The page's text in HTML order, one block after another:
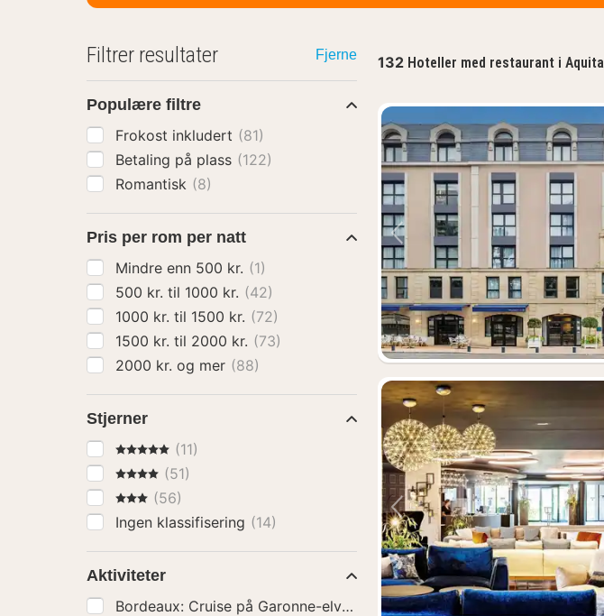
132 Hoteller med restaurant i
Forrige bilde
Forrige bilde
Filtrer resultater Fjerne
Populære filtre
Frokost inkludert (81)
Betaling på plass (122)
Romantisk (8)
Pris per rom per natt
Mindre enn 500 kr. (1)
500 kr. til 1000 kr. (42)
1000 kr. til 1500 kr. (72)
1500 kr. til 2000 kr. (73)
2000 kr. og mer (88)
Stjerner
5 Stjerner(11)
4 Stjerner
(51)
3 Stjerner
(56)
Ingen klassifisering (14)
Aktiviteter
Bordeaux: Cruise på Garonne-elven med et glass vin og canelé(29)